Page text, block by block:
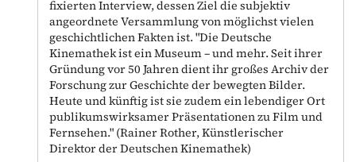
fixierten Interview, dessen Ziel die subjektiv
angeordnete Versammlung von möglichst vielen
geschichtlichen Fakten ist. "Die Deutsche
Kinemathek ist ein Museum – und mehr. Seit ihrer
Gründung vor 50 Jahren dient ihr großes Archiv der
Forschung zur Geschichte der bewegten Bilder.
Heute und künftig ist sie zudem ein lebendiger Ort
publikumswirksamer Präsentationen zu Film und
Fernsehen." (Rainer Rother, Künstlerischer
Direktor der Deutschen Kinemathek)